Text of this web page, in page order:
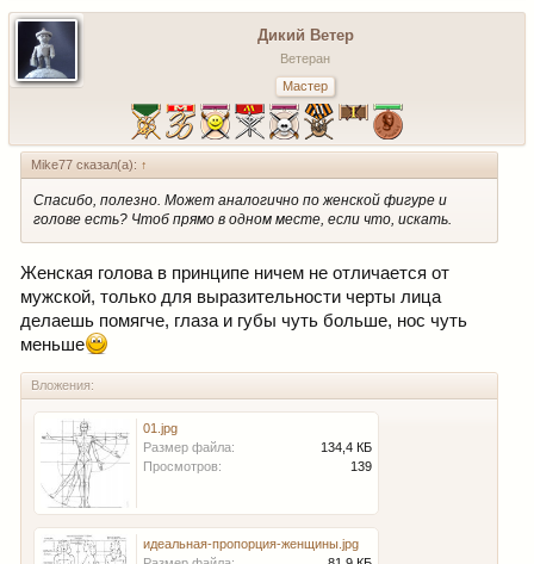
Дикий Ветер
Ветеран
Мастер
Mike77 сказал(а): ↑
Спасибо, полезно. Может аналогично по женской фигуре и
голове есть? Чтоб прямо в одном месте, если что, искать.
Женская голова в принципе ничем не отличается от
мужской, только для выразительности черты лица
делаешь помягче, глаза и губы чуть больше, нос чуть
меньше
Вложения:
01.jpg
Размер файла:
134,4 КБ
Просмотров:
139
идеальная-пропорция-женщины.jpg